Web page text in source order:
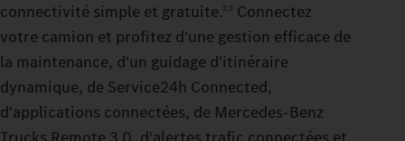
connectivité simple et gratuite.2,3 Connectez
votre camion et profitez d'une gestion efficace de
la maintenance, d'un guidage d'itinéraire
dynamique, de Service24h Connected,
d'applications connectées, de Mercedes‑Benz